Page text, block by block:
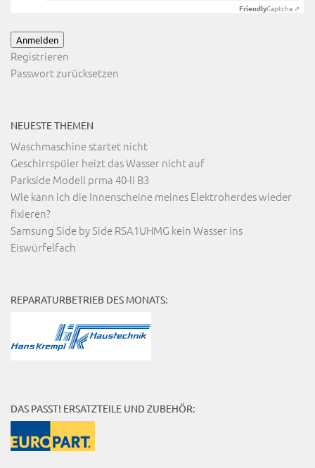
FriendlyCaptcha ⇗
Anmelden
Registrieren
Passwort zurücksetzen
NEUESTE THEMEN
Waschmaschine startet nicht
Geschirrspüler heizt das Wasser nicht auf
Parkside Modell prma 40-li B3
Wie kann ich die Innenscheine meines Elektroherdes wieder
fixieren?
Samsung Side by Side RSA1UHMG kein Wasser ins
Eiswürfelfach
REPARATURBETRIEB DES MONATS:
DAS PASST! ERSATZTEILE UND ZUBEHÖR: